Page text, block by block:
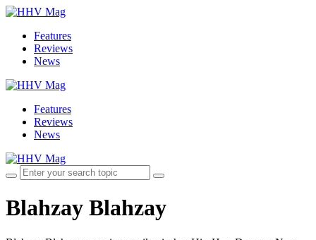
Features
Reviews
News
Features
Reviews
News
Blahzay Blahzay